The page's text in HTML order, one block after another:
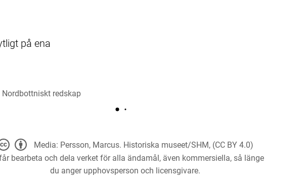
på ena
Media: Persson, Marcus. Historiska museet/SHM, (CC BY 4.0)
bearbeta och dela verket för alla ändamål, även kommersiella, så länge
du anger upphovsperson och licensgivare.